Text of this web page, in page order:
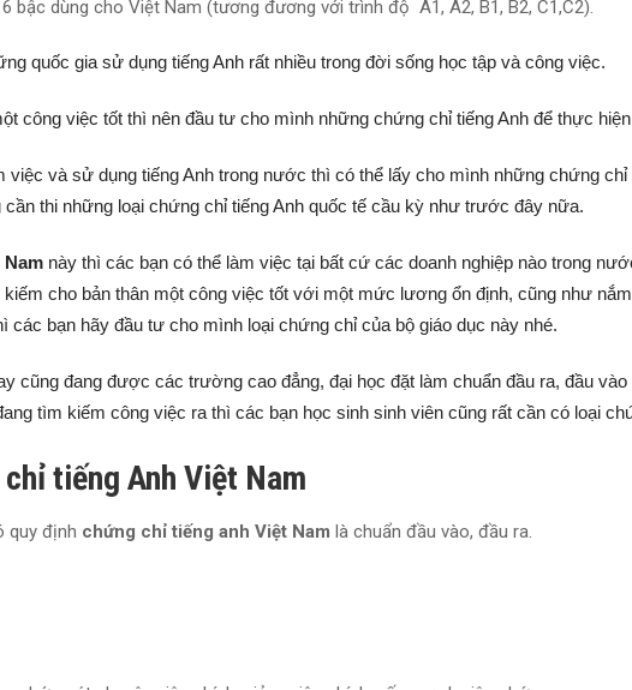
bậc dùng cho Việt Nam (tương đương với trình độ A1, A2, B1, B2, C1,C2).
quốc gia sử dụng tiếng Anh rất nhiều trong đời sống học tập và công việc.
công việc tốt thì nên đầu tư cho mình những chứng chỉ tiếng Anh để thực
việc và sử dụng tiếng Anh trong nước thì có thể lấy cho mình những chứng chỉ
thi những loại chứng chỉ tiếng Anh quốc tế cầu kỳ như trước đây nữa.
này thì các bạn có thể làm việc tại bất cứ các doanh nghiệp nào trong
cho bản thân một công việc tốt với một mức lương ổn định, cũng như
các bạn hãy đầu tư cho mình loại chứng chỉ của bộ giáo dục này nhé.
cũng đang được các trường cao đẳng, đại học đặt làm chuẩn đầu ra, đầu
tìm kiếm công việc ra thì các bạn học sinh sinh viên cũng rất cần có loại
tiếng Anh Việt Nam
quy định chứng chỉ tiếng anh Việt Nam là chuẩn đầu vào, đầu ra.